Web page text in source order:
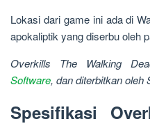
Lokasi dari game ini ada di
apokaliptik yang diserbu oleh
Overkills The Walking
Software, dan diterbitkan oleh
Spesifikasi